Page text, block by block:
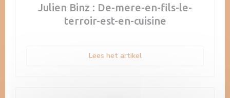
Julien Binz : De-mere-en-fils-le-
terroir-est-en-cuisine
Lees het artikel((opent in een nieuw